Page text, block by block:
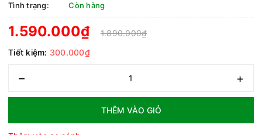
Tình trạng:
Còn hàng
1.590.000₫
1.890.000₫
Tiết kiệm: 300.000₫
– +
THÊM VÀO GIỎ